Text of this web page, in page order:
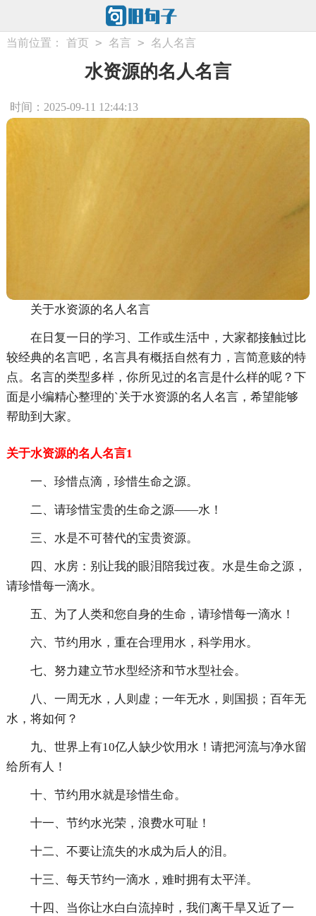
当前位置： 首页 > 名言 > 名人名言
水资源的名人名言
时间：2025-09-11 12:44:13
关于水资源的名人名言
在日复一日的学习、工作或生活中，大家都接触过比
较经典的名言吧，名言具有概括自然有力，言简意赅的特
点。名言的类型多样，你所见过的名言是什么样的呢？下
面是小编精心整理的`关于水资源的名人名言，希望能够
帮助到大家。
关于水资源的名人名言1
一、珍惜点滴，珍惜生命之源。
二、请珍惜宝贵的生命之源——水！
三、水是不可替代的宝贵资源。
四、水房：别让我的眼泪陪我过夜。水是生命之源，
请珍惜每一滴水。
五、为了人类和您自身的生命，请珍惜每一滴水！
六、节约用水，重在合理用水，科学用水。
七、努力建立节水型经济和节水型社会。
八、一周无水，人则虚；一年无水，则国损；百年无
水，将如何？
九、世界上有10亿人缺少饮用水！请把河流与净水留
给所有人！
十、节约用水就是珍惜生命。
十一、节约水光荣，浪费水可耻！
十二、不要让流失的水成为后人的泪。
十三、每天节约一滴水，难时拥有太平洋。
十四、当你让水白白流掉时，我们离干旱又近了一